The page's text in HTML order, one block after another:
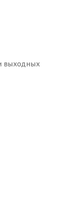
выходных